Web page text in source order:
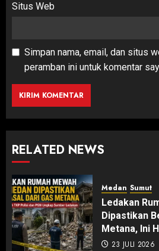
Situs Web
Simpan nama, email, dan situs
peramban ini untuk komentar
RELATED NEWS
Medan Sumut
Ledakan
Dipastikan
Metana, Ini
23 JULI 2026